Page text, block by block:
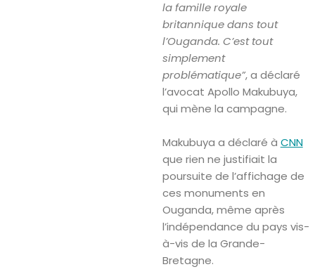
la famille royale
britannique dans tout
l’Ouganda. C’est tout
simplement
problématique”, a déclaré
l’avocat Apollo Makubuya,
qui mène la campagne.
Makubuya a déclaré à CNN
que rien ne justifiait la
poursuite de l’affichage de
ces monuments en
Ouganda, même après
l’indépendance du pays vis-
à-vis de la Grande-
Bretagne.